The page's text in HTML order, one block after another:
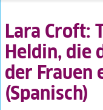
Lara Croft:
Heldin, die
der Frauen
(Spanisch)